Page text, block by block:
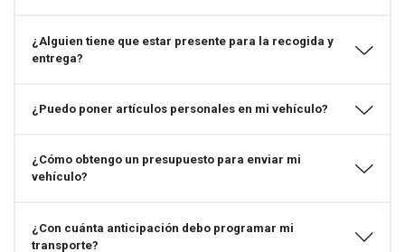
¿Alguien tiene que estar presente para la recogida y
entrega?
¿Puedo poner artículos personales en mi vehículo?
¿Cómo obtengo un presupuesto para enviar mi
vehículo?
¿Con cuánta anticipación debo programar mi
transporte?